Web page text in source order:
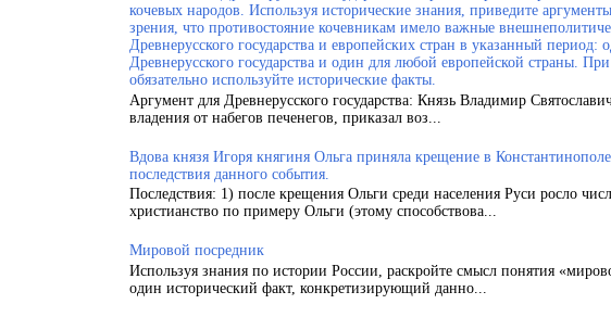
кочевых народов. Используя исторические знания, приведите
зрения, что противостояние кочевникам имело важные
Древнерусского государства и европейских стран в указанный период:
Древнерусского государства и один для любой европейской страны.
обязательно используйте исторические факты.
Аргумент для Древнерусского государства: Князь Владимир
владения от набегов печенегов, приказал воз...
Вдова князя Игоря княгиня Ольга приняла крещение в
последствия данного события.
Последствия: 1) после крещения Ольги среди населения Руси росло
христианство по примеру Ольги (этому способствова...
Мировой посредник
Используя знания по истории России, раскройте смысл понятия
один исторический факт, конкретизирующий данно...